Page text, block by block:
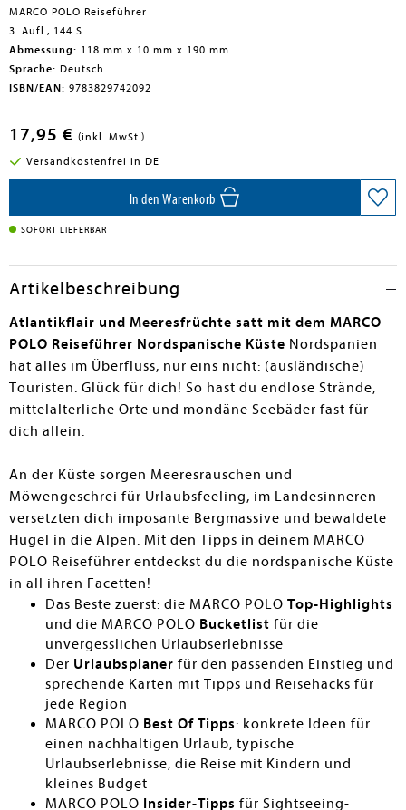
MARCO POLO Reiseführer
3. Aufl., 144 S.
Abmessung: 118 mm x 10 mm x 190 mm
Sprache: Deutsch
ISBN/EAN: 9783829742092
17,95 € (inkl. MwSt.)
Versandkostenfrei in DE
In den Warenkorb
SOFORT LIEFERBAR
Artikelbeschreibung
Atlantikflair und Meeresfrüchte satt mit dem MARCO
POLO Reiseführer Nordspanische Küste Nordspanien
hat alles im Überfluss, nur eins nicht: (ausländische)
Touristen. Glück für dich! So hast du endlose Strände,
mittelalterliche Orte und mondäne Seebäder fast für
dich allein.
An der Küste sorgen Meeresrauschen und
Möwengeschrei für Urlaubsfeeling, im Landesinneren
versetzten dich imposante Bergmassive und bewaldete
Hügel in die Alpen. Mit den Tipps in deinem MARCO
POLO Reiseführer entdeckst du die nordspanische Küste
in all ihren Facetten!
Das Beste zuerst: die MARCO POLO Top-Highlights
und die MARCO POLO Bucketlist für die
unvergesslichen Urlaubserlebnisse
Der Urlaubsplaner für den passenden Einstieg und
sprechende Karten mit Tipps und Reisehacks für
jede Region
MARCO POLO Best Of Tipps: konkrete Ideen für
einen nachhaltigen Urlaub, typische
Urlaubserlebnisse, die Reise mit Kindern und
kleines Budget
MARCO POLO Insider-Tipps für Sightseeing-